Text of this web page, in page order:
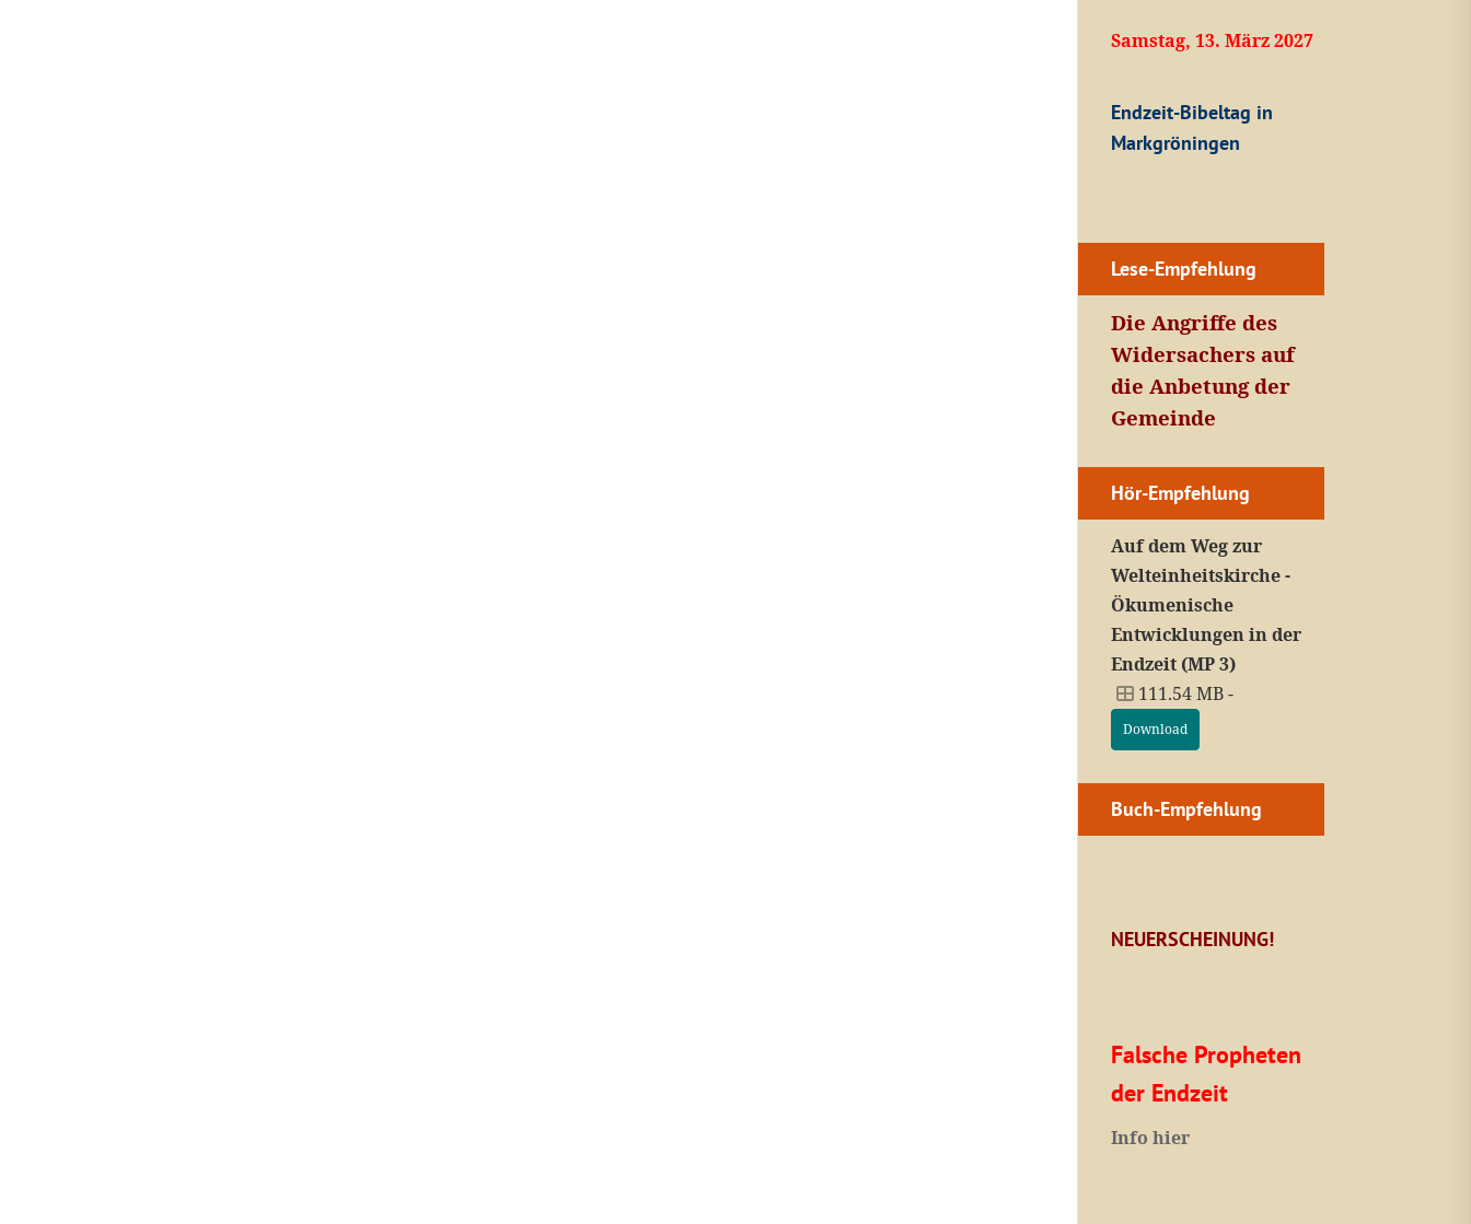
Samstag, 13. März 2027
Endzeit-Bibeltag in
Markgröningen
Lese-Empfehlung
Die Angriffe des
Widersachers auf
die Anbetung der
Gemeinde
Hör-Empfehlung
Auf dem Weg zur
Welteinheitskirche -
Ökumenische
Entwicklungen in der
Endzeit (MP 3)
111.54 MB -
Download
Buch-Empfehlung
NEUERSCHEINUNG!
Falsche Propheten
der Endzeit
Info hier